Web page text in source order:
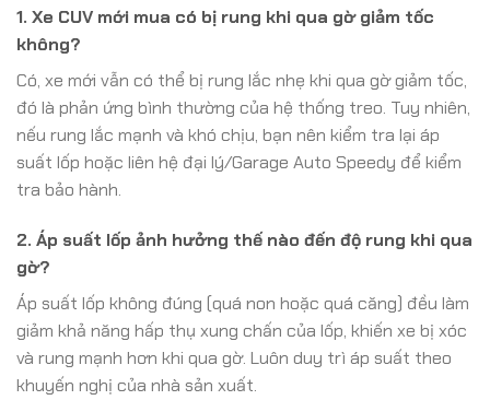
1. Xe CUV mới mua có bị rung khi qua gờ giảm tốc
không?
Có, xe mới vẫn có thể bị rung lắc nhẹ khi qua gờ giảm tốc,
đó là phản ứng bình thường của hệ thống treo. Tuy nhiên,
nếu rung lắc mạnh và khó chịu, bạn nên kiểm tra lại áp
suất lốp hoặc liên hệ đại lý/Garage Auto Speedy để kiểm
tra bảo hành.
2. Áp suất lốp ảnh hưởng thế nào đến độ rung khi qua
gờ?
Áp suất lốp không đúng (quá non hoặc quá căng) đều làm
giảm khả năng hấp thụ xung chấn của lốp, khiến xe bị xóc
và rung mạnh hơn khi qua gờ. Luôn duy trì áp suất theo
khuyến nghị của nhà sản xuất.